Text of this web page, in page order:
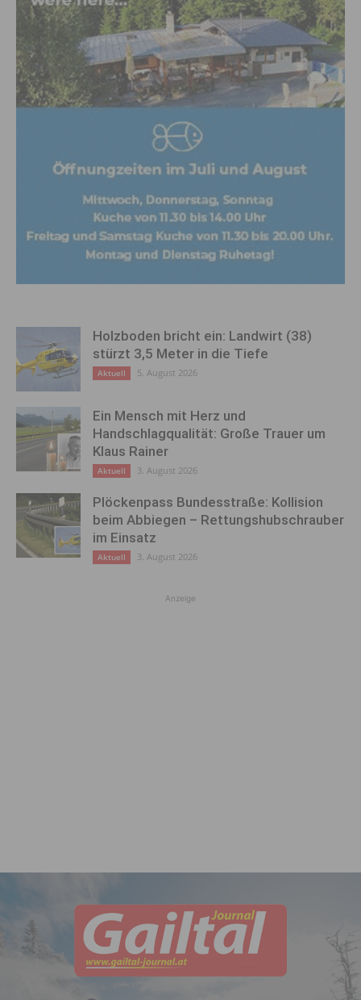
Holzboden bricht ein: Landwirt (38)
stürzt 3,5 Meter in die Tiefe
Aktuell 5. August 2026
Ein Mensch mit Herz und
Handschlagqualität: Große Trauer um
Klaus Rainer
Aktuell 3. August 2026
Plöckenpass Bundesstraße: Kollision
beim Abbiegen – Rettungshubschrauber
im Einsatz
Aktuell 3. August 2026
Anzeige